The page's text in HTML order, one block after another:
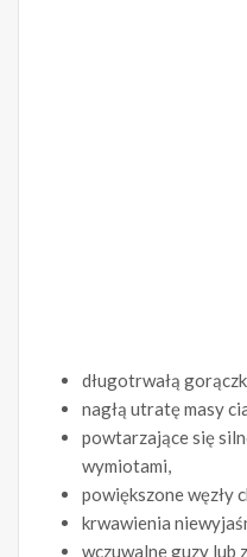
długotrwałą
nagłą utratę masy
powtarzające się
wymiotami,
powiększone węzły
krwawienia
wczuwalne guzy lub